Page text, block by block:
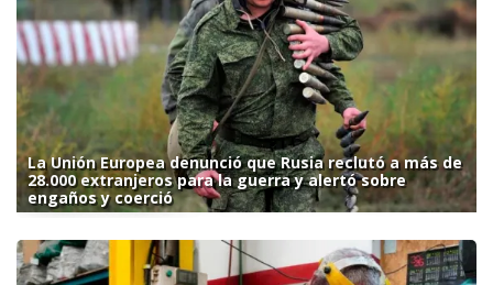
La Unión Europea denunció que Rusia reclutó a más de
28.000 extranjeros para la guerra y alertó sobre
engaños y coerció